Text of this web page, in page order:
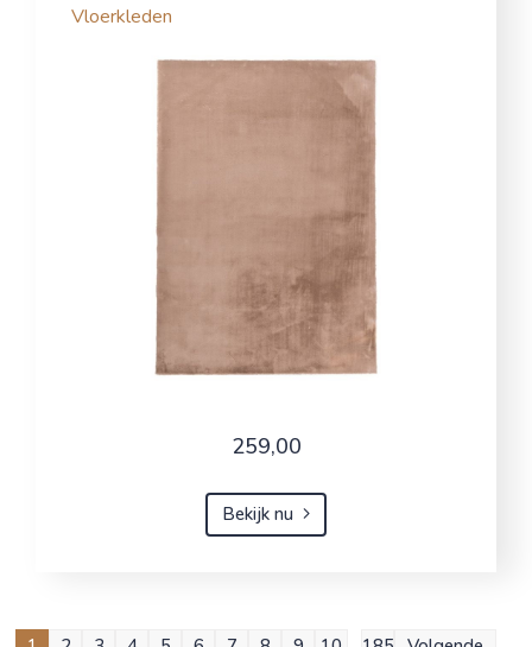
Vloerkleden
259,00
Bekijk nu